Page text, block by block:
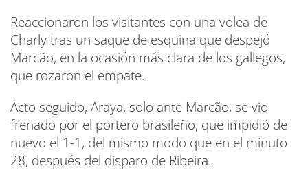
Reaccionaron los visitantes con una volea de
Charly tras un saque de esquina que despejó
Marcão, en la ocasión más clara de los gallegos,
que rozaron el empate.
Acto seguido, Araya, solo ante Marcão, se vio
frenado por el portero brasileño, que impidió de
nuevo el 1-1, del mismo modo que en el minuto
28, después del disparo de Ribeira.